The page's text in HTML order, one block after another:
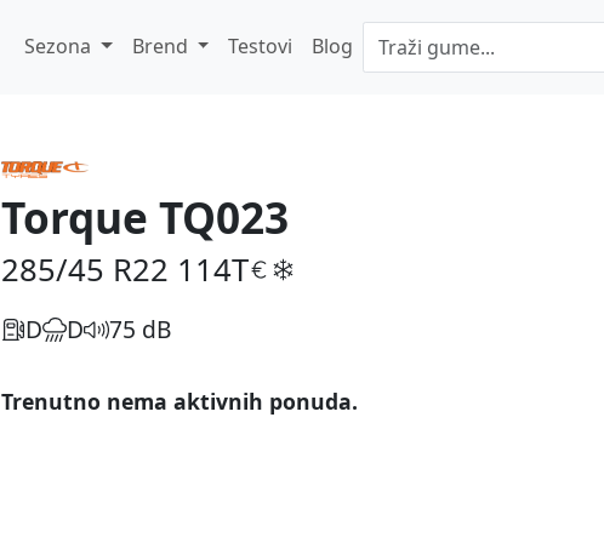
Sezona Brend Testovi Blog
Torque TQ023
285/45 R22 114T
D D 75 dB
Trenutno nema aktivnih ponuda.